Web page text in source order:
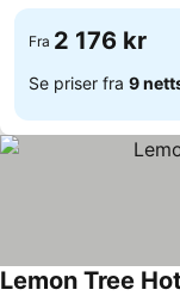
Fra 2 176 kr
Se priser fra 9
Lemon Tree